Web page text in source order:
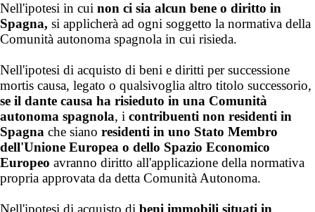
Nell'ipotesi in cui non ci sia alcun bene o diritto in
Spagna, si applicherà ad ogni soggetto la normativa della
Comunità autonoma spagnola in cui risieda.
Nell'ipotesi di acquisto di beni e diritti per successione
mortis causa, legato o qualsivoglia altro titolo successorio,
se il dante causa ha risieduto in una Comunità
autonoma spagnola, i contribuenti non residenti in
Spagna che siano residenti in uno Stato Membro
dell'Unione Europea o dello Spazio Economico
Europeo avranno diritto all'applicazione della normativa
propria approvata da detta Comunità Autonoma.
Nell'ipotesi di acquisto di beni immobili situati in